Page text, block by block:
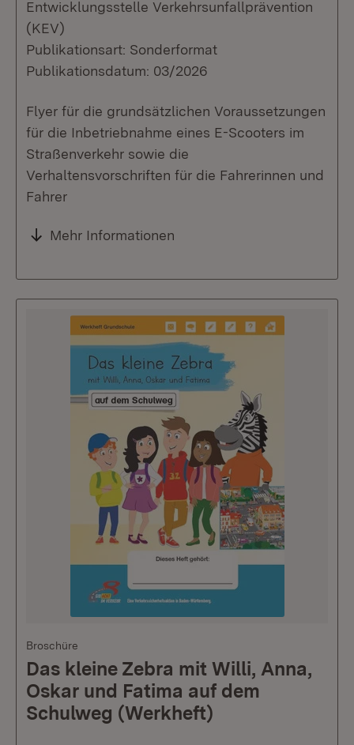
Entwicklungsstelle Verkehrsunfallprävention
(KEV)
Publikationsart: Sonderformat
Publikationsdatum: 03/2026
Flyer für die grundsätzlichen Voraussetzungen
für die Inbetriebnahme eines E-Scooters im
Straßenverkehr sowie die
Verhaltensvorschriften für die Fahrerinnen und
Fahrer
Mehr Informationen
Broschüre
Das kleine Zebra mit Willi, Anna,
Oskar und Fatima auf dem
Schulweg (Werkheft)